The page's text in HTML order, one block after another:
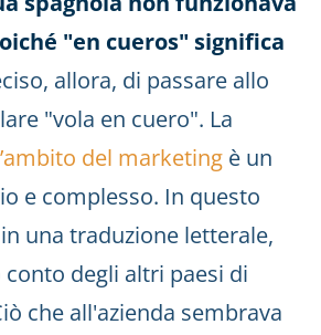
"en cueros" significa
allora, di passare allo
"vola en cuero". La
del marketing è un
e complesso. In questo
una traduzione letterale,
degli altri paesi di
che all'azienda sembrava